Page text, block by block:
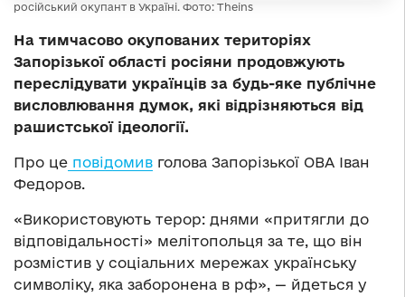
російський окупант в Україні. Фото: Theins
На тимчасово окупованих територіях
Запорізької області росіяни продовжують
переслідувати українців за будь-яке публічне
висловлювання думок, які відрізняються від
рашистської ідеології.
Про це повідомив голова Запорізької ОВА Іван
Федоров.
«Використовують терор: днями «притягли до
відповідальності» мелітопольця за те, що він
розмістив у соціальних мережах українську
символіку, яка заборонена в рф», — йдеться у